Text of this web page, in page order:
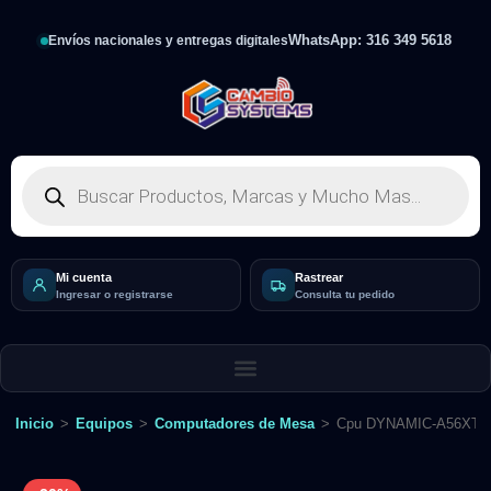
Envíos nacionales y entregas digitalesWhatsApp: 316 349 5618
Mi cuenta
Ingresar o registrarse
Rastrear
Consulta tu pedido
Inicio > Equipos > Computadores de Mesa > Cpu DYNAMIC-